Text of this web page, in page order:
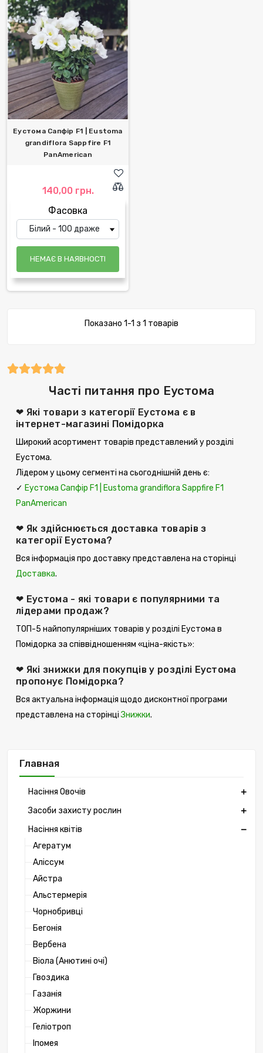
Главная
Насіння Овочів
Засоби захисту рослин
Насіння квітів
Агератум
Аліссум
Айстра
Альстермерія
Чорнобривці
Бегонія
Вербена
Віола (Анютині очі)
Гвоздика
Газанія
Жоржини
Геліотроп
Іпомея
Еустома Сапфір F1 | Eustoma
grandiflora Sappfire F1
PanAmerican
140,00 грн.
Фасовка
НЕМАЄ В НАЯВНОСТІ
Показано 1-1 з 1 товарів
Часті питання про Еустома
❤ Які товари з категорії Еустома є в
інтернет-магазині Помідорка
Широкий асортимент товарів представлений у розділі
Еустома.
Лідером у цьому сегменті на сьогоднішній день є:
✓ Еустома Сапфір F1 | Eustoma grandiflora Sappfire F1
PanAmerican
❤ Як здійснюється доставка товарів з
категорії Еустома?
Вся інформація про доставку представлена ​​на сторінці
Доставка.
❤ Еустома - які товари є популярними та
лідерами продаж?
ТОП-5 найпопулярніших товарів у розділі Еустома в
Помідорка за співвідношенням «ціна-якість»:
❤ Які знижки для покупців у розділі Еустома
пропонує Помідорка?
Вся актуальна інформація щодо дисконтної програми
представлена ​​на сторінціЗнижки.